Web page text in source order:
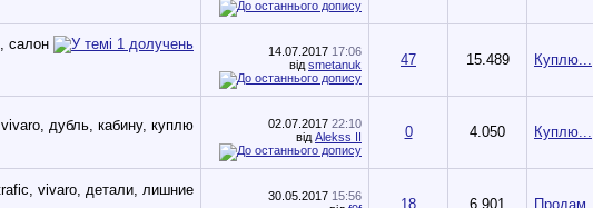
14.07.2017 17:06
від smetanuk 47 15.489 Куплю...
02.07.2017 22:10
від Alekss II 0 4.050 Куплю...
30.05.2017 15:56
18 6.901 Продам...